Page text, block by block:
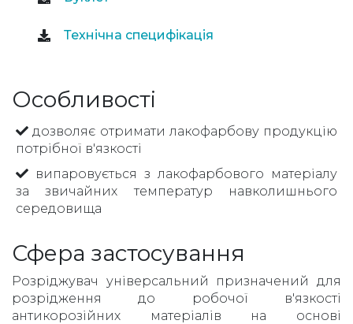
Технічна специфікація
Особливості
дозволяє отримати лакофарбову продукцію
потрібної в'язкості
випаровується з лакофарбового матеріалу
за звичайних температур навколишнього
середовища
Сфера застосування
Розріджувач універсальний призначений для
розрідження до робочої в'язкості
антикорозійних матеріалів на основі